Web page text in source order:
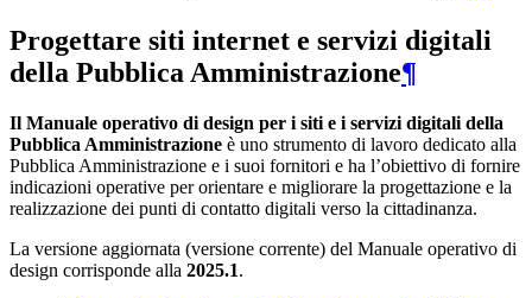
Progettare siti internet e servizi digitali
della Pubblica Amministrazione¶
Il Manuale operativo di design per i siti e i servizi digitali della
Pubblica Amministrazione è uno strumento di lavoro dedicato alla
Pubblica Amministrazione e i suoi fornitori e ha l’obiettivo di fornire
indicazioni operative per orientare e migliorare la progettazione e la
realizzazione dei punti di contatto digitali verso la cittadinanza.
La versione aggiornata (versione corrente) del Manuale operativo di
design corrisponde alla 2025.1.